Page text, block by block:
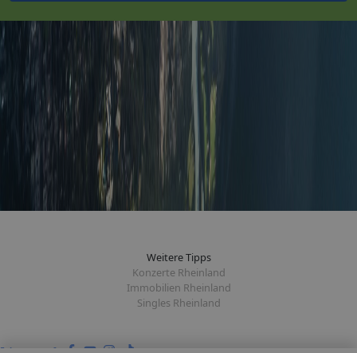
Weitere Tipps
Konzerte Rheinland
Immobilien Rheinland
Singles Rheinland
Folge uns auf: